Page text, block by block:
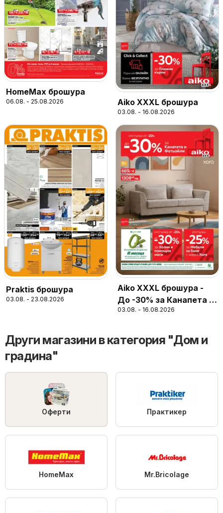
HomeMax брошура
06.08. - 25.08.2026 Aiko XXXL брошура
03.08. - 16.08.2026
Praktis брошура
03.08. - 23.08.2026
Aiko XXXL брошура -
До -30% за Канапета и
Фотьойли
03.08. - 16.08.2026
Други магазини в категория "Дом и
градина"
Оферти Практикер
HomeMax Mr.Bricolage